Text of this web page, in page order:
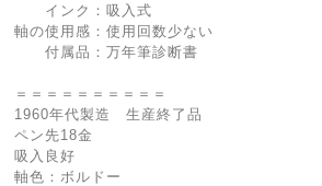
インク：吸入式
軸の使用感：使用回数少ない
付属品：万年筆診断書
＝＝＝＝＝＝＝＝＝＝
1960年代製造 生産終了品
ペン先18金
吸入良好
軸色：ボルドー